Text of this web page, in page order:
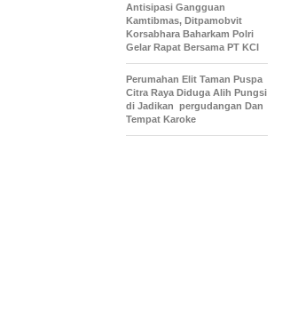
Antisipasi Gangguan
Kamtibmas, Ditpamobvit
Korsabhara Baharkam Polri
Gelar Rapat Bersama PT KCI
Perumahan Elit Taman Puspa
Citra Raya Diduga Alih Pungsi
di Jadikan pergudangan Dan
Tempat Karoke